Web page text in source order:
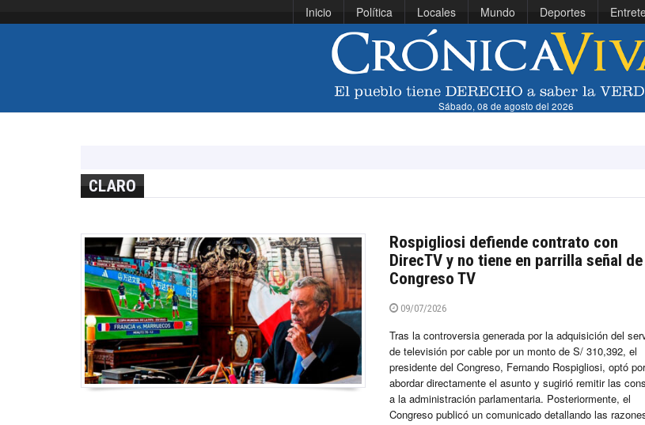
Inicio Política Locales Mundo Deportes
Sábado, 08 de agosto del 2026
La Libertad:
CLARO
Rospigliosi defiende contrato con
DirecTV y no tiene en parrilla señal de
Congreso TV
09/07/2026
Tras la controversia generada por la adquisición del
de televisión por cable por un monto de S/ 310,392, el
presidente del Congreso, Fernando Rospigliosi, optó
abordar directamente el asunto y sugirió remitir las
a la administración parlamentaria. Posteriormente, el
Congreso publicó un comunicado detallando las